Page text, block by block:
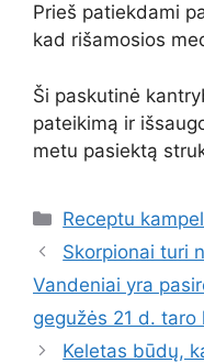
Prieš patiekdami
kad rišamosios
Ši paskutinė
pateikimą ir
metu pasiektą
Kategorijos
Receptu
Skorpionai turi
Vandeniai yra
gegužės 21 d.
Keletas būdų,